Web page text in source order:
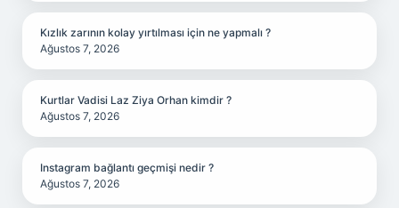
Kızlık zarının kolay yırtılması için ne yapmalı ?
Ağustos 7, 2026
Kurtlar Vadisi Laz Ziya Orhan kimdir ?
Ağustos 7, 2026
Instagram bağlantı geçmişi nedir ?
Ağustos 7, 2026